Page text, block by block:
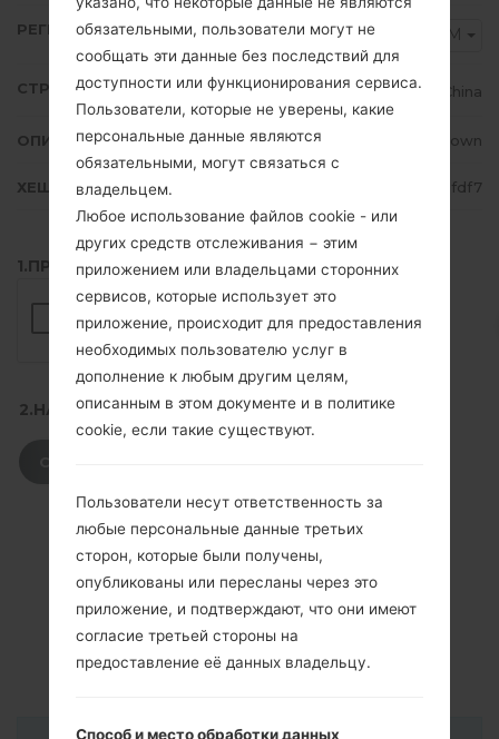
РЕГИОН CHM
СТРАНА China
ОПИСАНИЕ Unknown
ХЕШ 9d3b1dc45b49118691163e43a542fdf7
1.ПРОВЕРИТЬ НАЛИЧИЕ RECAPTCHA
2.НАЖМИТЕ, ЧТОБЫ СКАЧАТЬ
обязательными, пользователи могут не
сообщать эти данные без последствий для
доступности или функционирования сервиса.
Пользователи, которые не уверены, какие
персональные данные являются
обязательными, могут связаться с
владельцем.
Любое использование файлов cookie - или
других средств отслеживания − этим
приложением или владельцами сторонних
сервисов, которые использует это
приложение, происходит для предоставления
необходимых пользователю услуг в
дополнение к любым другим целям,
описанным в этом документе и в политике
cookie, если такие существуют.
Пользователи несут ответственность за
любые персональные данные третьих
сторон, которые были получены,
опубликованы или пересланы через это
приложение, и подтверждают, что они имеют
согласие третьей стороны на
предоставление её данных владельцу.
Способ и место обработки данных